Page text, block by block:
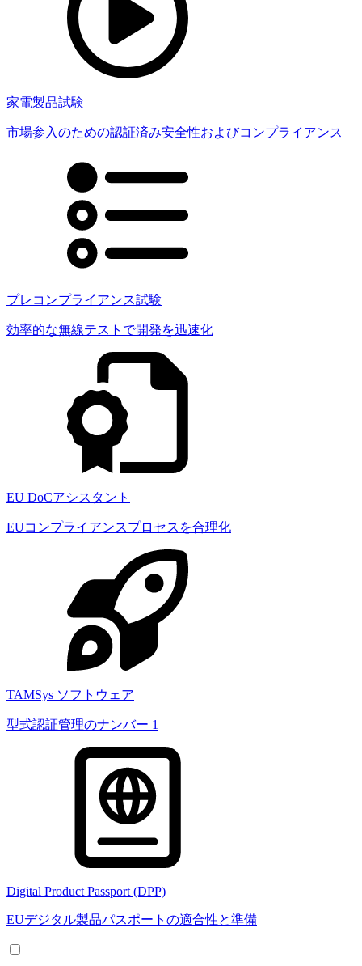
家電製品試験
市場参入のための認証済み安全性およびコンプライアンス
プレコンプライアンス試験
効率的な無線テストで開発を迅速化
EU DoCアシスタント
EUコンプライアンスプロセスを合理化
TAMSys ソフトウェア
型式認証管理のナンバー 1
Digital Product Passport (DPP)
EUデジタル製品パスポートの適合性と準備